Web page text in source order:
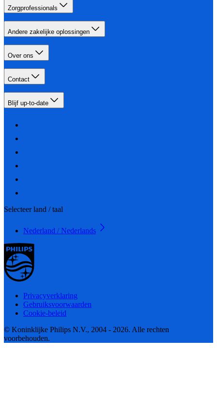
Zorgprofessionals
Andere zakelijke oplossingen
Over ons
Contact
Blijf up-to-date
Selecteer land / taal
Nederland / Nederlands
Privacyverklaring
Gebruiksvoorwaarden
Cookie-beleid
© Koninklijke Philips N.V., 2004 - 2026. Alle rechten
voorbehouden.